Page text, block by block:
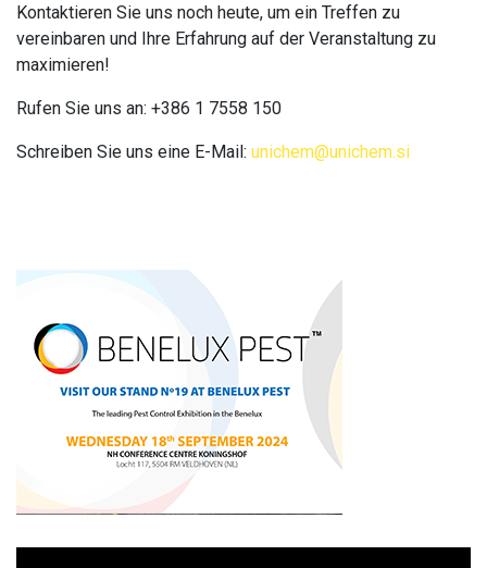
Kontaktieren Sie uns noch heute, um ein Treffen zu
vereinbaren und Ihre Erfahrung auf der Veranstaltung zu
maximieren!
Rufen Sie uns an: +386 1 7558 150
Schreiben Sie uns eine E-Mail: unichem@unichem.si